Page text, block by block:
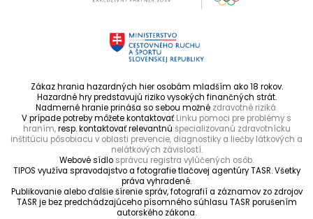
Zákaz hrania hazardných hier osobám mladším ako 18 rokov.
Hazardné hry predstavujú riziko vysokých finančných strát.
Nadmerné hranie prináša so sebou možné zdravotné riziká.
V prípade potreby môžete kontaktovaťLinku pomoci pre problémy s
hraním,resp. kontaktovať relevantnú špecializovanú zdravotnícku
inštitúciu pôsobiacu v oblasti prevencie, diagnostiky a liečby látkových a
nelátkových závislostí.
Webové sídlo správcu registra vylúčených osôb.
TIPOS využíva spravodajstvo a fotografie tlačovej agentúry TASR. Všetky
práva vyhradené.
Publikovanie alebo ďalšie šírenie správ, fotografií a záznamov zo zdrojov
TASR je bez predchádzajúceho písomného súhlasu TASR porušením
autorského zákona.